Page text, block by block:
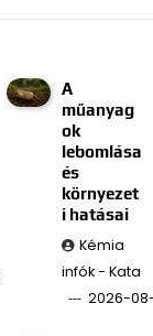
A
műanyag
ok
lebomlása
és
környezet
i hatásai
Kémia
infók - Kata
2026-